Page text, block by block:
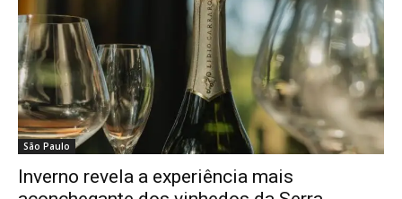
São Paulo
Inverno revela a experiência mais